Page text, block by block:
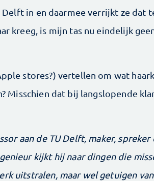
in en daarmee verrijkt ze dat
kreeg, is mijn tas nu eindelijk
stores?) vertellen om wat
Misschien dat bij langslopende
aan de TU Delft, maker, spreker
kijkt hij naar dingen die
uitstralen, maar wel getuigen